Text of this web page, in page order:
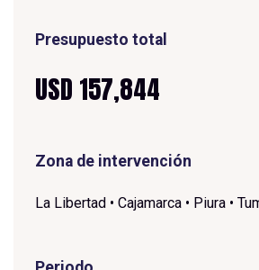
Presupuesto total
USD 157,844
Zona de intervención
La Libertad • Cajamarca • Piura •